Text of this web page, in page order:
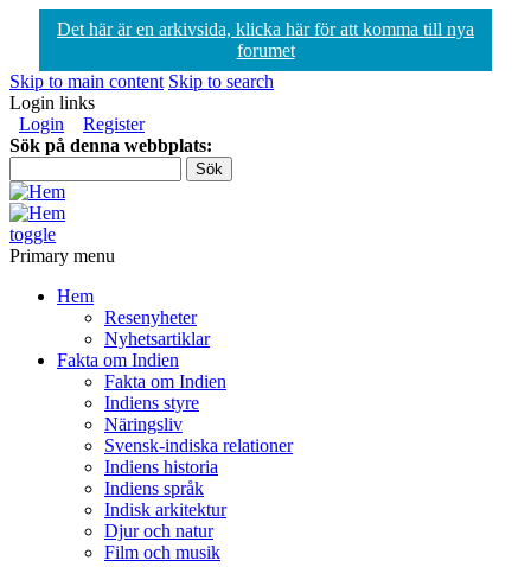
Det här är en arkivsida, klicka här för att komma till nya
forumet
Skip to main content Skip to search
Login links
Login
Register
Sök på denna webbplats:
toggle
Primary menu
Hem
Resenyheter
Nyhetsartiklar
Fakta om Indien
Fakta om Indien
Indiens styre
Näringsliv
Svensk-indiska relationer
Indiens historia
Indiens språk
Indisk arkitektur
Djur och natur
Film och musik